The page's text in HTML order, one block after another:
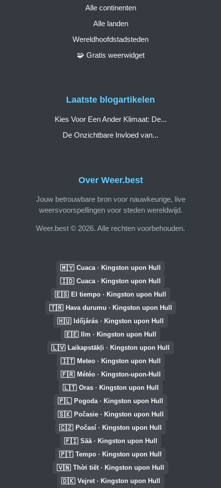
Over Weer.best
Jouw betrouwbare bron voor nauwkeurige, live
weersvoorspellingen voor steden wereldwijd.
Weer.best © 2026. Alle rechten voorbehouden.
Alle continenten
Alle landen
Wereldhoofdstadsteden
🧩 Gratis weerwidget
Laatste blogartikelen
Kies Voor Een Ander Klimaat: De...
De Onzichtbare Invloed van...
🇲🇾 Cuaca · Kingston upon Hull
🇮🇩 Cuaca · Kingston upon Hull
🇪🇸 El tiempo · Kingston upon Hull
🇹🇷 Hava durumu · Kingston upon Hull
🇭🇺 Időjárás · Kingston upon Hull
🇪🇪 Ilm · Kingston upon Hull
🇱🇻 Laikapstākļi · Kingston upon Hull
🇮🇹 Meteo · Kingston upon Hull
🇫🇷 Météo · Kingston-upon-Hull
🇱🇹 Oras · Kingston upon Hull
🇵🇱 Pogoda · Kingston upon Hull
🇸🇰 Počasie · Kingston upon Hull
🇨🇿 Počasí · Kingston upon Hull
🇫🇮 Sää · Kingston upon Hull
🇵🇹 Tempo · Kingston upon Hull
🇻🇳 Thời tiết · Kingston upon Hull
🇩🇰 Vejret · Kingston upon Hull